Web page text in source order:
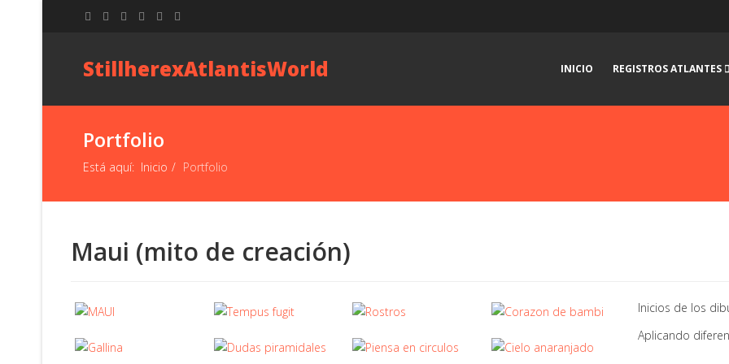
StillherexAtlantisWorld INICIO REGISTROS ATLANTES
Portfolio
Está aquí: Inicio Portfolio
Maui (mito de creación)
Inicios de los
Aplicando